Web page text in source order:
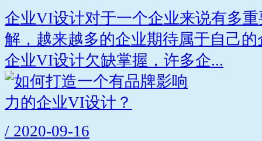
企业VI设计对于一个企业来说有多
解，越来越多的企业期待属于自己
企业VI设计欠缺掌握，许多企...
/ 2020-09-16